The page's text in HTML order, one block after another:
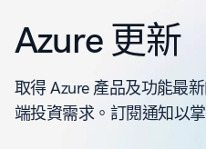
Azure 更新
取得 Azure 產品及功能最
端投資需求。訂閱通知以